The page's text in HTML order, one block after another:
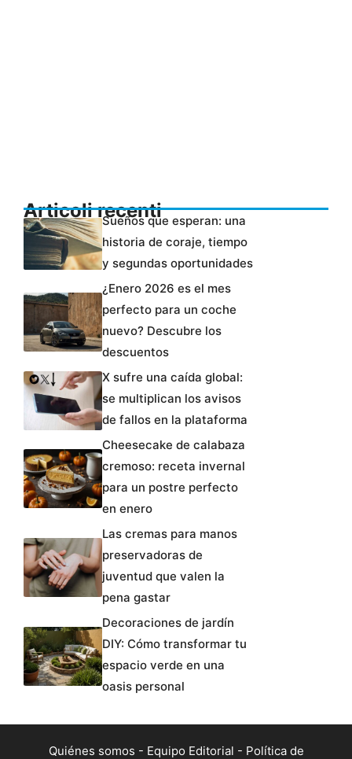
Articoli recentiSueños que esperan: una
historia de coraje, tiempo
y segundas oportunidades
¿Enero 2026 es el mes
perfecto para un coche
nuevo? Descubre los
descuentos
X sufre una caída global:
se multiplican los avisos
de fallos en la plataforma
Cheesecake de calabaza
cremoso: receta invernal
para un postre perfecto
en enero
Las cremas para manos
preservadoras de
juventud que valen la
pena gastar
Decoraciones de jardín
DIY: Cómo transformar tu
espacio verde en una
oasis personal
Quiénes somos - Equipo Editorial - Política de